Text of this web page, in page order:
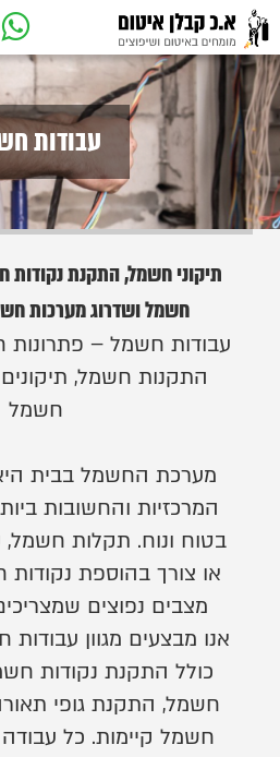
עבודות
תיקוני חשמל, התקנת נקודות
חשמל ושדרוג מערכות
עבודות חשמל –
התקנות חשמל,
חשמל
מערכת החשמל בבית
המרכזיות והחשובות
בטוח ונוח. תקלות
או צורך בהוספת
מצבים נפוצים
אנו מבצעים מגוון
כולל התקנת נקודות
חשמל, התקנת גופי
חשמל קיימות. כל